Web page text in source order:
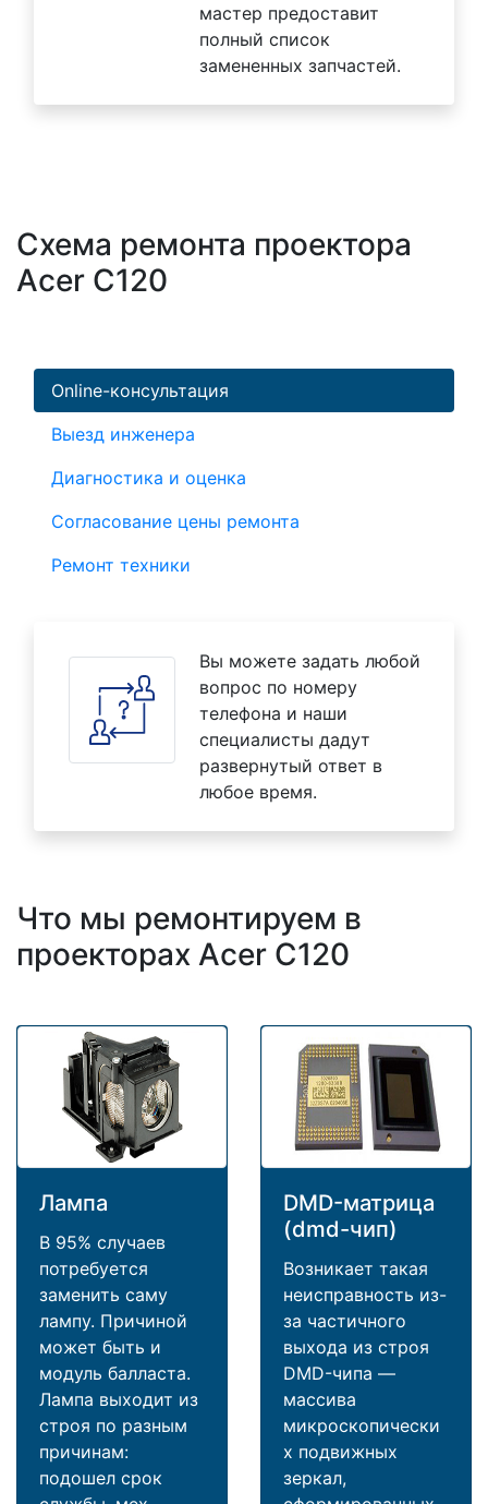
мастер предоставит
полный список
замененных запчастей.
Схема ремонта проектора
Acer C120
Online-консультация
Выезд инженера
Диагностика и оценка
Согласование цены ремонта
Ремонт техники
Вы можете задать любой
вопрос по номеру
телефона и наши
специалисты дадут
развернутый ответ в
любое время.
Что мы ремонтируем в
проекторах Acer C120
Лампа
В 95% случаев
потребуется
заменить саму
лампу. Причиной
может быть и
модуль балласта.
Лампа выходит из
строя по разным
причинам:
подошел срок
DMD-матрица
(dmd-чип)
Возникает такая
неисправность из-
за частичного
выхода из строя
DMD-чипа —
массива
микроскопически
х подвижных
зеркал,